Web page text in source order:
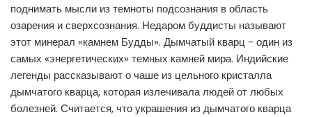
поднимать мысли из темноты подсознания в область
озарения и сверхсознания. Недаром буддисты называют
этот минерал «камнем Будды». Дымчатый кварц - один из
самых «энергетических» темных камней мира. Индийские
легенды рассказывают о чаше из цельного кристалла
дымчатого кварца, которая излечивала людей от любых
болезней. Считается, что украшения из дымчатого кварца